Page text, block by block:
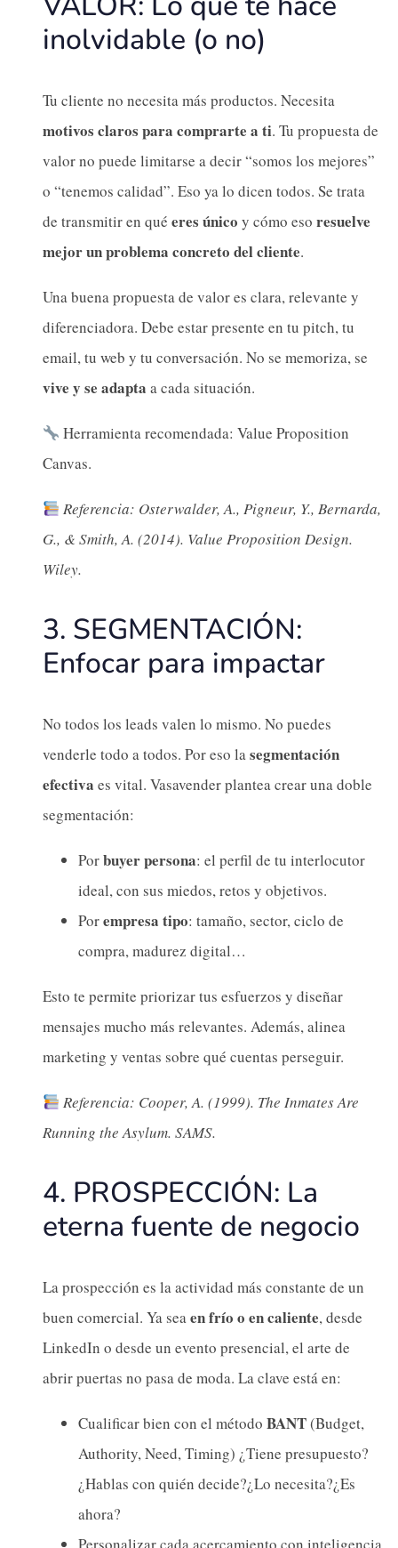
inolvidable (o no)
Tu cliente no necesita más productos. Necesita
motivos claros para comprarte a ti. Tu propuesta de
valor no puede limitarse a decir “somos los mejores”
o “tenemos calidad”. Eso ya lo dicen todos. Se trata
de transmitir en qué eres único y cómo eso resuelve
mejor un problema concreto del cliente.
Una buena propuesta de valor es clara, relevante y
diferenciadora. Debe estar presente en tu pitch, tu
email, tu web y tu conversación. No se memoriza, se
vive y se adapta a cada situación.
Herramienta recomendada: Value Proposition
Canvas.
Referencia: Osterwalder, A., Pigneur, Y., Bernarda,
G., & Smith, A. (2014). Value Proposition Design.
Wiley.
3. SEGMENTACIÓN:
Enfocar para impactar
No todos los leads valen lo mismo. No puedes
venderle todo a todos. Por eso lasegmentación
efectiva es vital. Vasavender plantea crear una doble
segmentación:
Porbuyer persona: el perfil de tu interlocutor
ideal, con sus miedos, retos y objetivos.
Porempresa tipo: tamaño, sector, ciclo de
compra, madurez digital…
Esto te permite priorizar tus esfuerzos y diseñar
mensajes mucho más relevantes. Además, alinea
marketing y ventas sobre qué cuentas perseguir.
Referencia: Cooper, A. (1999). The Inmates Are
Running the Asylum. SAMS.
4. PROSPECCIÓN: La
eterna fuente de negocio
La prospección es la actividad más constante de un
buen comercial. Ya seaen frío o en caliente, desde
LinkedIn o desde un evento presencial, el arte de
abrir puertas no pasa de moda. La clave está en:
Cualificar bien con el método BANT(Budget,
Authority, Need, Timing) ¿Tiene presupuesto?
¿Hablas con quién decide?¿Lo necesita?¿Es
ahora?